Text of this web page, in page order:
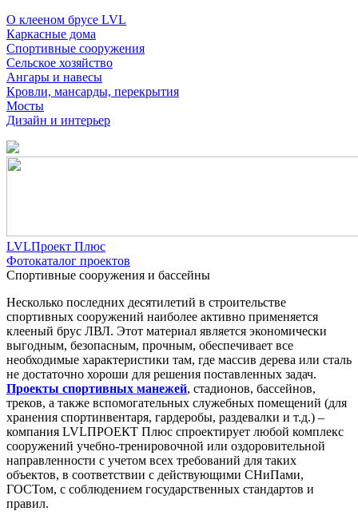
О клееном брусе LVL
Каркасные дома
Спортивные сооружения
Сельское хозяйство
Ангары и навесы
Кровли, мансарды, перекрытия
Мосты
Дизайн и интерьер
LVLПроект Плюс
Фотокаталог проектов
Спортивные сооружения и бассейны
Несколько последних десятилетий в строительстве
спортивных сооружений наиболее активно применяется
клееный брус ЛВЛ. Этот материал является экономически
выгодным, безопасным, прочным, обеспечивает все
необходимые характеристики там, где массив дерева или сталь
не достаточно хороши для решения поставленных задач.
Проекты спортивных манежей, стадионов, бассейнов,
треков, а также вспомогательных служебных помещений (для
хранения спортинвентаря, гардеробы, раздевалки и т.д.) –
компания LVLПРОЕКТ Плюс спроектирует любой комплекс
сооружений учебно-тренировочной или оздоровительной
направленности с учетом всех требований для таких
объектов, в соответствии с действующими СНиПами,
ГОСТом, с соблюдением государственных стандартов и
правил.